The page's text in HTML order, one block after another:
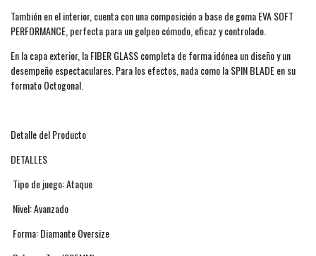
También en el interior, cuenta con una composición a base de goma EVA SOFT
PERFORMANCE, perfecta para un golpeo cómodo, eficaz y controlado.
En la capa exterior, la FIBER GLASS completa de forma idónea un diseño y un
desempeño espectaculares. Para los efectos, nada como la SPIN BLADE en su
formato Octogonal.
Detalle del Producto
DETALLES
Tipo de juego: Ataque
Nivel: Avanzado
Forma: Diamante Oversize